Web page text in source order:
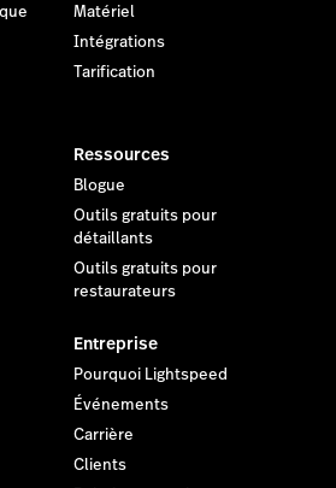
Matériel
Intégrations
Tarification
Ressources
Blogue
Outils gratuits pour
détaillants
Outils gratuits pour
restaurateurs
Entreprise
Pourquoi Lightspeed
Événements
Carrière
Clients